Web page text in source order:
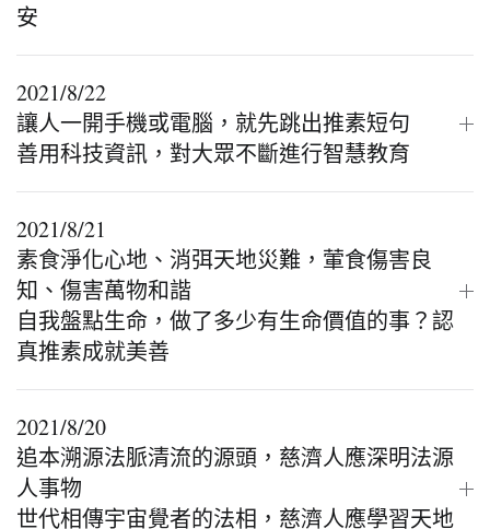
安
2021/8/22
讓人一開手機或電腦，就先跳出推素短句
善用科技資訊，對大眾不斷進行智慧教育
2021/8/21
素食淨化心地、消弭天地災難，葷食傷害良
知、傷害萬物和諧
自我盤點生命，做了多少有生命價值的事？認
真推素成就美善
2021/8/20
追本溯源法脈清流的源頭，慈濟人應深明法源
人事物
世代相傳宇宙覺者的法相，慈濟人應學習天地